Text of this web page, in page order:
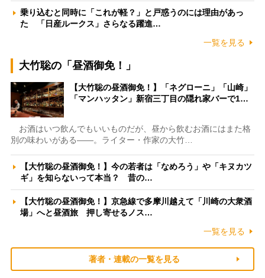
乗り込むと同時に「これが軽？」と戸惑うのには理由があっ
た 「日産ルークス」さらなる躍進…
一覧を見る
大竹聡の「昼酒御免！」
【大竹聡の昼酒御免！】「ネグローニ」「山崎」
「マンハッタン」新宿三丁目の隠れ家バーで1…
お酒はいつ飲んでもいいものだが、昼から飲むお酒にはまた格
別の味わいがある――。ライター・作家の大竹…
【大竹聡の昼酒御免！】今の若者は「なめろう」や「キヌカツ
ギ」を知らないって本当？ 昔の…
【大竹聡の昼酒御免！】京急線で多摩川越えて「川崎の大衆酒
場」へと昼酒旅 押し寄せるノス…
一覧を見る
著者・連載の一覧を見る